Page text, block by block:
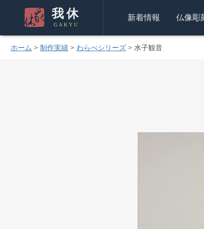
我休
GAKYU
新着情報 仏像彫
ホーム > 制作実績 > わらべシリーズ > 水子観音